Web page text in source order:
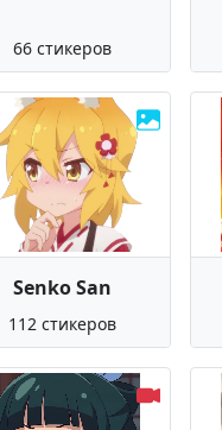
66 стикеров
Senko San
112 стикеров